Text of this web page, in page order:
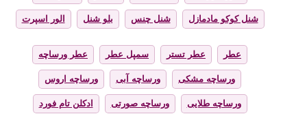
شنل کوکو مادمازل شنل چنس بلو شنل الور اسپرت
عطر عطر تستر سمپل عطر عطر ورساچه
ورساچه مشکی ورساچه آبی ورساچه اروس
ورساچه طلایی ورساچه صورتی ادکلن تام فورد